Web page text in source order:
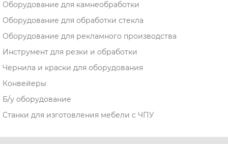
Оборудование для камнеобработки
Оборудование для обработки стекла
Оборудование для рекламного производства
Инструмент для резки и обработки
Чернила и краски для оборудования
Конвейеры
Б/у оборудование
Станки для изготовления мебели с ЧПУ